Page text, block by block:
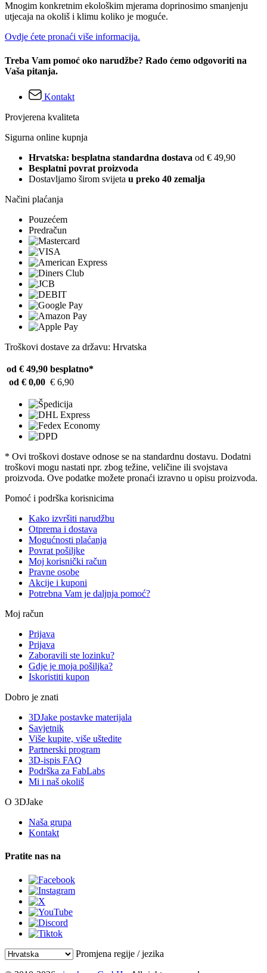
Mnogim konkretnim ekološkim mjerama doprinosimo smanjenju
utjecaja na okoliš i klimu koliko je moguće.
Ovdje ćete pronaći više informacija.
Treba Vam pomoć oko narudžbe? Rado ćemo odgovoriti na
Vaša pitanja.
Kontakt
Provjerena kvaliteta
Sigurna online kupnja
Hrvatska: besplatna standardna dostava od € 49,90
Besplatni povrat proizvoda
Dostavljamo širom svijeta u preko 40 zemalja
Načini plaćanja
Pouzećem
Predračun
Troškovi dostave za državu: Hrvatska
od € 49,90 besplatno*
od € 0,00 € 6,90
* Ovi troškovi dostave odnose se na standardnu ​​dostavu. Dodatni
troškovi mogu nastati npr. zbog težine, veličine ili svojstava
proizvoda. Ove podatke možete pronaći izravno u opisu proizvoda.
Pomoć i podrška korisnicima
Kako izvršiti narudžbu
Otprema i dostava
Mogućnosti plaćanja
Povrat pošiljke
Moj korisnički račun
Pravne osobe
Akcije i kuponi
Potrebna Vam je daljnja pomoć?
Moj račun
Prijava
Prijava
Zaboravili ste lozinku?
Gdje je moja pošiljka?
Iskoristiti kupon
Dobro je znati
3DJake postavke materijala
Savjetnik
Više kupite, više uštedite
Partnerski program
3D-ispis FAQ
Podrška za FabLabs
Mi i naš okoliš
O 3DJake
Naša grupa
Kontakt
Pratite nas na
Promjena regije / jezika